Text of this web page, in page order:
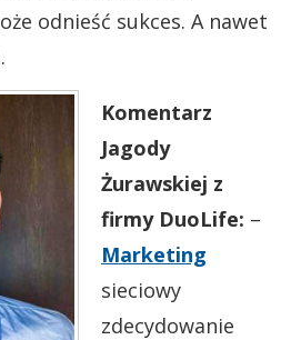
odnieść sukces. A nawet
Komentarz
Jagody
Żurawskiej z
firmy DuoLife: –
Marketing
sieciowy
zdecydowanie